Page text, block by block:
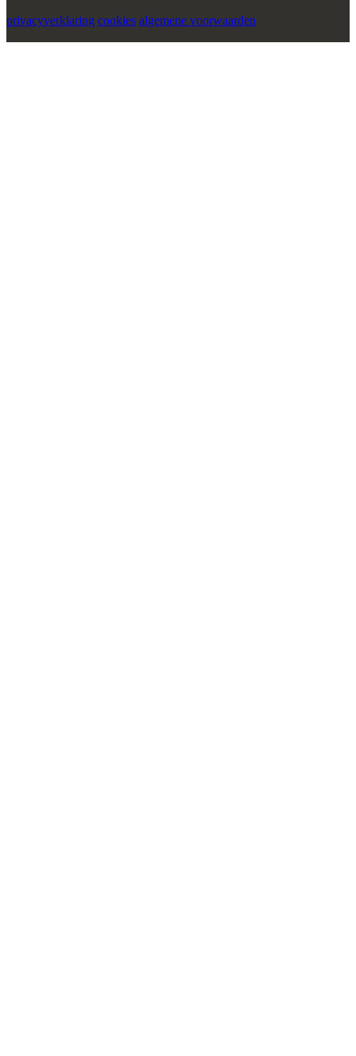
privacyverklaring cookies algemene voorwaarden